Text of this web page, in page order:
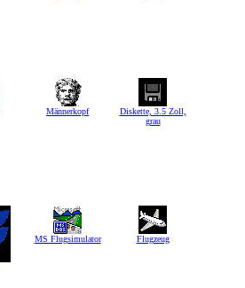
Männerkopf
Diskette, 3.5 Zoll,
grau
MS Flugsimulator Flugzeug